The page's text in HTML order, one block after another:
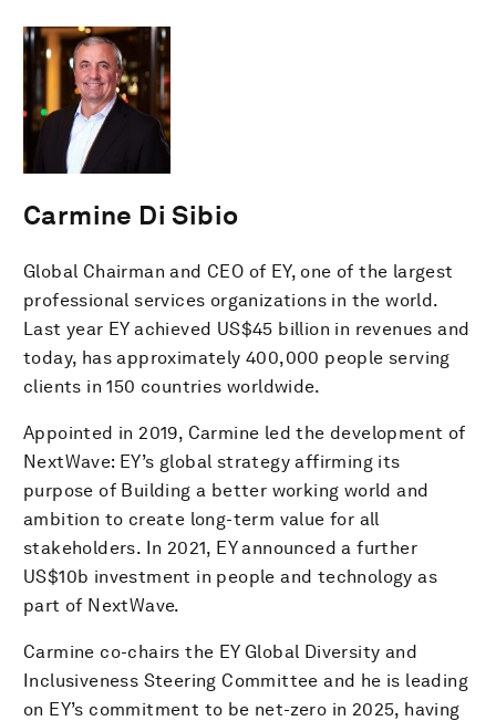
Carmine Di Sibio
Global Chairman and CEO of EY, one of the largest
professional services organizations in the world.
Last year EY achieved US$45 billion in revenues and
today, has approximately 400,000 people serving
clients in 150 countries worldwide.
Appointed in 2019, Carmine led the development of
NextWave: EY’s global strategy affirming its
purpose of Building a better working world and
ambition to create long-term value for all
stakeholders. In 2021, EY announced a further
US$10b investment in people and technology as
part of NextWave.
Carmine co-chairs the EY Global Diversity and
Inclusiveness Steering Committee and he is leading
on EY’s commitment to be net-zero in 2025, having